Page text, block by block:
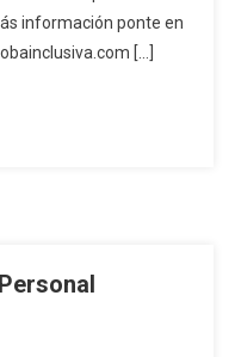
información ponte en
[…]